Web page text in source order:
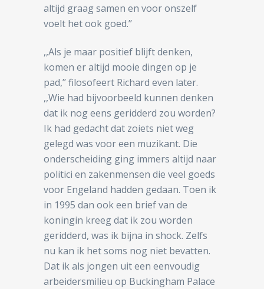
altijd graag samen en voor onszelf
voelt het ook goed.’’
,,Als je maar positief blijft denken,
komen er altijd mooie dingen op je
pad,’’ filosofeert Richard even later.
,,Wie had bijvoorbeeld kunnen denken
dat ik nog eens geridderd zou worden?
Ik had gedacht dat zoiets niet weg
gelegd was voor een muzikant. Die
onderscheiding ging immers altijd naar
politici en zakenmensen die veel goeds
voor Engeland hadden gedaan. Toen ik
in 1995 dan ook een brief van de
koningin kreeg dat ik zou worden
geridderd, was ik bijna in shock. Zelfs
nu kan ik het soms nog niet bevatten.
Dat ik als jongen uit een eenvoudig
arbeidersmilieu op Buckingham Palace